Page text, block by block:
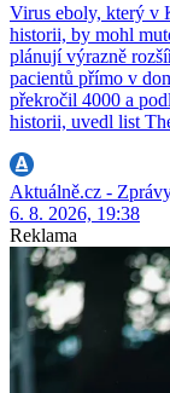
Virus eboly, který v
historii, by mohl
plánují výrazně
pacientů přímo v
překročil 4000 a
historii, uvedl list
Aktuálně.cz -
6. 8. 2026, 19:38
Reklama